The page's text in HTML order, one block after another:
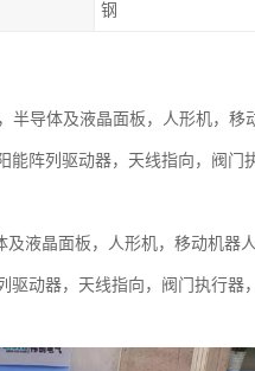
钢
半导体及液晶面板，人形机，移
阵列驱动器，天线指向，阀门
及液晶面板，人形机，移动机器
动器，天线指向，阀门执行器